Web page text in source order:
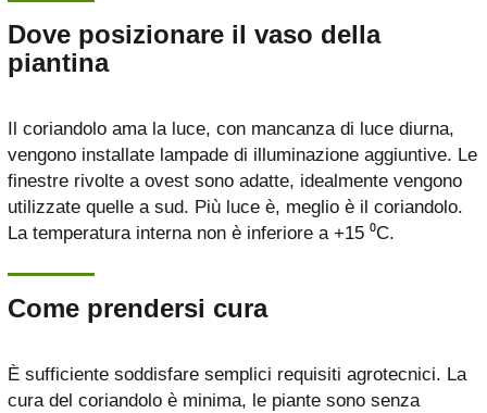
Dove posizionare il vaso della
piantina
Il coriandolo ama la luce, con mancanza di luce diurna,
vengono installate lampade di illuminazione aggiuntive. Le
finestre rivolte a ovest sono adatte, idealmente vengono
utilizzate quelle a sud. Più luce è, meglio è il coriandolo.
La temperatura interna non è inferiore a +15 ⁰С.
Come prendersi cura
È sufficiente soddisfare semplici requisiti agrotecnici. La
cura del coriandolo è minima, le piante sono senza